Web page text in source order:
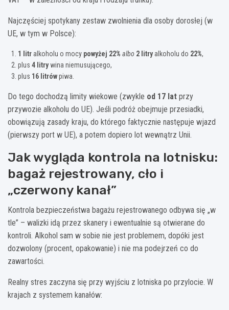
Najczęściej spotykany zestaw zwolnienia dla osoby dorosłej (w
UE, w tym w Polsce):
1 litralkoholu o mocy powyżej 22% albo 2 litryalkoholu do 22%,
plus 4 litrywina niemusującego,
plus 16 litrówpiwa.
Do tego dochodzą limity wiekowe (zwykle od 17 lat przy
przywozie alkoholu do UE). Jeśli podróż obejmuje przesiadki,
obowiązują zasady kraju, do którego faktycznie następuje wjazd
(pierwszy port w UE), a potem dopiero lot wewnątrz Unii.
Jak wygląda kontrola na lotnisku:
bagaż rejestrowany, cło i
„czerwony kanał”
Kontrola bezpieczeństwa bagażu rejestrowanego odbywa się „w
tle” – walizki idą przez skanery i ewentualnie są otwierane do
kontroli. Alkohol sam w sobie nie jest problemem, dopóki jest
dozwolony (procent, opakowanie) i nie ma podejrzeń co do
zawartości.
Realny stres zaczyna się przy wyjściu z lotniska po przylocie. W
krajach z systemem kanałów: